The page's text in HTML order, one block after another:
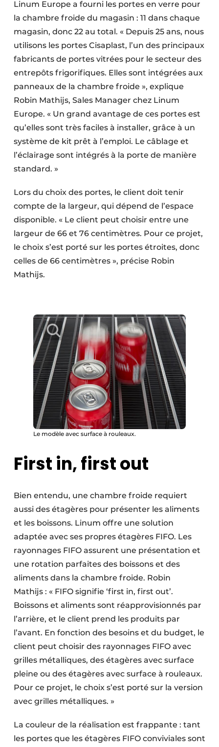
Linum Europe a fourni les portes en verre pour
la chambre froide du magasin : 11 dans chaque
magasin, donc 22 au total. « Depuis 25 ans, nous
utilisons les portes Cisaplast, l’un des principaux
fabricants de portes vitrées pour le secteur des
entrepôts frigorifiques. Elles sont intégrées aux
panneaux de la chambre froide », explique
Robin Mathijs, Sales Manager chez Linum
Europe. « Un grand avantage de ces portes est
qu’elles sont très faciles à installer, grâce à un
système de kit prêt à l’emploi. Le câblage et
l’éclairage sont intégrés à la porte de manière
standard. »
Lors du choix des portes, le client doit tenir
compte de la largeur, qui dépend de l’espace
disponible. « Le client peut choisir entre une
largeur de 66 et 76 centimètres. Pour ce projet,
le choix s’est porté sur les portes étroites, donc
celles de 66 centimètres », précise Robin
Mathijs.
Le modèle avec surface à rouleaux.
First in, first out
Bien entendu, une chambre froide requiert
aussi des étagères pour présenter les aliments
et les boissons. Linum offre une solution
adaptée avec ses propres étagères FIFO. Les
rayonnages FIFO assurent une présentation et
une rotation parfaites des boissons et des
aliments dans la chambre froide. Robin
Mathijs : « FIFO signifie ‘first in, first out’.
Boissons et aliments sont réapprovisionnés par
l’arrière, et le client prend les produits par
l’avant. En fonction des besoins et du budget, le
client peut choisir des rayonnages FIFO avec
grilles métalliques, des étagères avec surface
pleine ou des étagères avec surface à rouleaux.
Pour ce projet, le choix s’est porté sur la version
avec grilles métalliques. »
La couleur de la réalisation est frappante : tant
les portes que les étagères FIFO conviviales sont